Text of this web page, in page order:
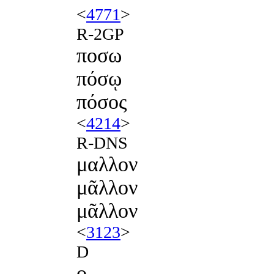
<4771>
R-2GP
ποσω
πόσῳ
πόσος
<4214>
R-DNS
μαλλον
μᾶλλον
μᾶλλον
<3123>
D